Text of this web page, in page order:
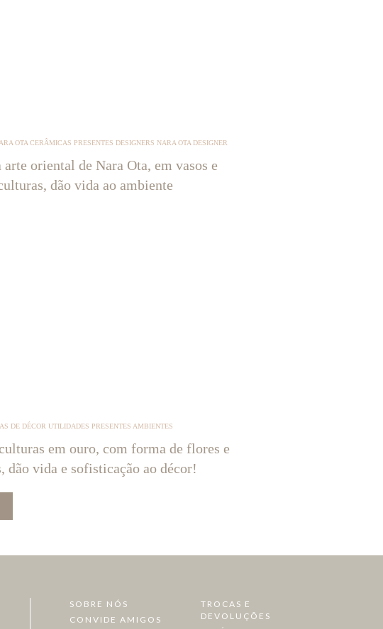
OTA CERÂMICAS PRESENTES DESIGNERS NARA OTA DESIGNER
arte oriental de Nara Ota, em vasos e
dão vida ao ambiente
DE DÉCOR UTILIDADES PRESENTES AMBIENTES
em ouro, com forma de flores e
dão vida e sofisticação ao décor!
SOBRE NÓS
CONVIDE AMIGOS
TROCAS E
DEVOLUÇÕES